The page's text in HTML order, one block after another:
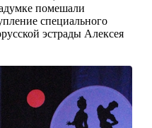
помешали
специального
эстрады Алексея